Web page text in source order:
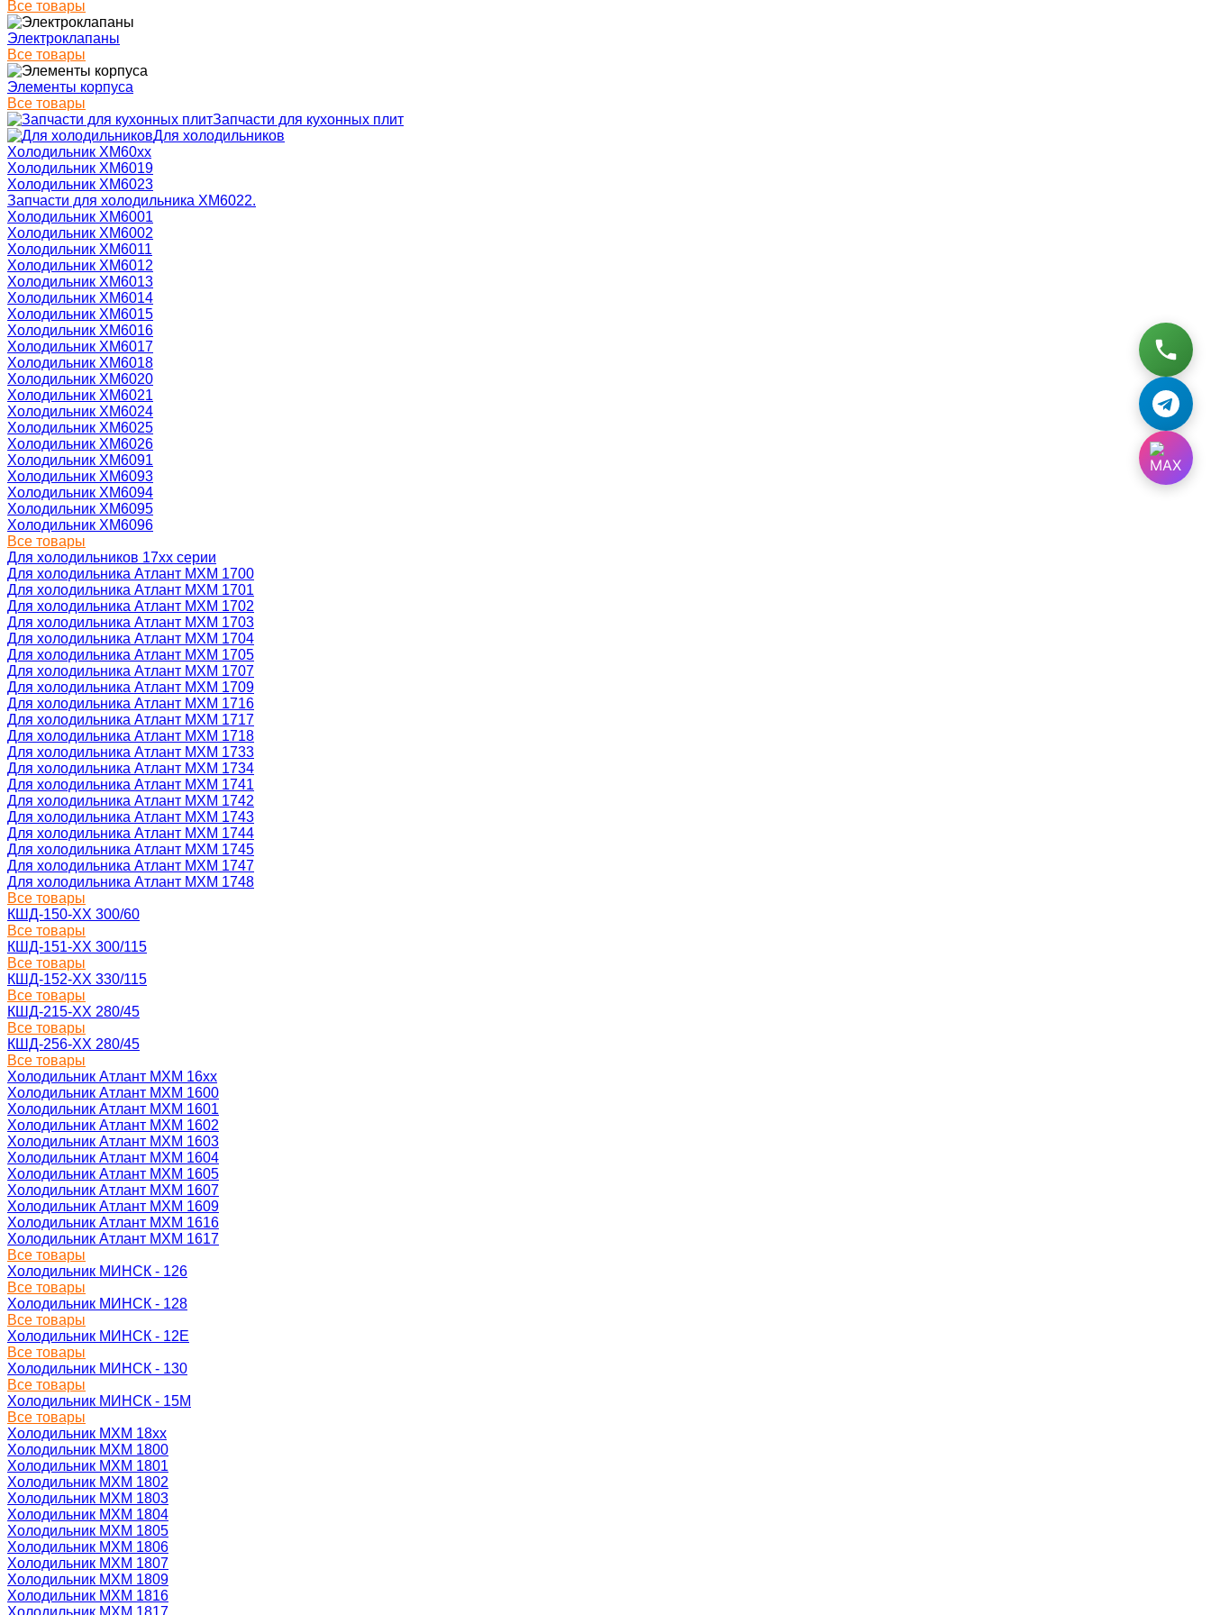
Все товары
Электроклапаны
Все товары
Элементы корпуса
Все товары
Запчасти для кухонных плит
Для холодильников
Холодильник ХМ60xx
Холодильник ХМ6019
Холодильник ХМ6023
Запчасти для холодильника ХМ6022.
Холодильник ХМ6001
Холодильник ХМ6002
Холодильник ХМ6011
Холодильник ХМ6012
Холодильник ХМ6013
Холодильник ХМ6014
Холодильник ХМ6015
Холодильник ХМ6016
Холодильник ХМ6017
Холодильник ХМ6018
Холодильник ХМ6020
Холодильник ХМ6021
Холодильник ХМ6024
Холодильник ХМ6025
Холодильник ХМ6026
Холодильник ХМ6091
Холодильник ХМ6093
Холодильник ХМ6094
Холодильник ХМ6095
Холодильник ХМ6096
Все товары
Для холодильников 17хх серии
Для холодильника Атлант МХМ 1700
Для холодильника Атлант МХМ 1701
Для холодильника Атлант МХМ 1702
Для холодильника Атлант МХМ 1703
Для холодильника Атлант МХМ 1704
Для холодильника Атлант МХМ 1705
Для холодильника Атлант МХМ 1707
Для холодильника Атлант МХМ 1709
Для холодильника Атлант МХМ 1716
Для холодильника Атлант МХМ 1717
Для холодильника Атлант МХМ 1718
Для холодильника Атлант МХМ 1733
Для холодильника Атлант МХМ 1734
Для холодильника Атлант МХМ 1741
Для холодильника Атлант МХМ 1742
Для холодильника Атлант МХМ 1743
Для холодильника Атлант МХМ 1744
Для холодильника Атлант МХМ 1745
Для холодильника Атлант МХМ 1747
Для холодильника Атлант МХМ 1748
Все товары
КШД-150-ХХ 300/60
Все товары
КШД-151-ХХ 300/115
Все товары
КШД-152-ХХ 330/115
Все товары
КШД-215-ХХ 280/45
Все товары
КШД-256-ХХ 280/45
Все товары
Холодильник Атлант МХМ 16xx
Холодильник Атлант МХМ 1600
Холодильник Атлант МХМ 1601
Холодильник Атлант МХМ 1602
Холодильник Атлант МХМ 1603
Холодильник Атлант МХМ 1604
Холодильник Атлант МХМ 1605
Холодильник Атлант МХМ 1607
Холодильник Атлант МХМ 1609
Холодильник Атлант МХМ 1616
Холодильник Атлант МХМ 1617
Все товары
Холодильник МИНСК - 126
Все товары
Холодильник МИНСК - 128
Все товары
Холодильник МИНСК - 12Е
Все товары
Холодильник МИНСК - 130
Все товары
Холодильник МИНСК - 15М
Все товары
Холодильник МХМ 18xx
Холодильник МХМ 1800
Холодильник МХМ 1801
Холодильник МХМ 1802
Холодильник МХМ 1803
Холодильник МХМ 1804
Холодильник МХМ 1805
Холодильник МХМ 1806
Холодильник МХМ 1807
Холодильник МХМ 1809
Холодильник МХМ 1816
Холодильник МХМ 1817